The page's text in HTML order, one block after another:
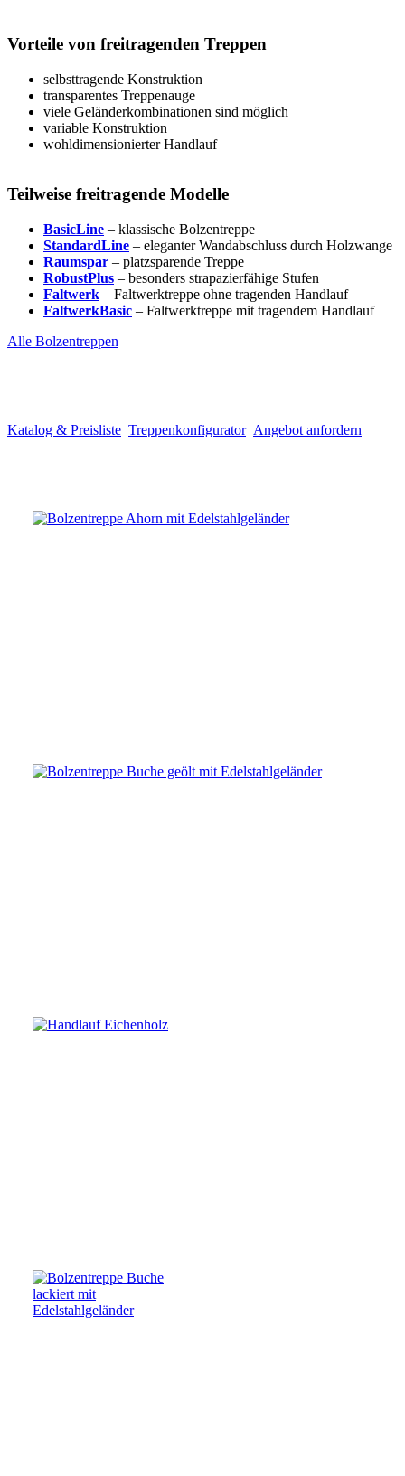
Vorteile von freitragenden Treppen
selbsttragende Konstruktion
transparentes Treppenauge
viele Geländerkombinationen sind möglich
variable Konstruktion
wohldimensionierter Handlauf
Teilweise freitragende Modelle
BasicLine – klassische Bolzentreppe
StandardLine – eleganter Wandabschluss durch Holzwange
Raumspar – platzsparende Treppe
RobustPlus – besonders strapazierfähige Stufen
Faltwerk – Faltwerktreppe ohne tragenden Handlauf
FaltwerkBasic – Faltwerktreppe mit tragendem Handlauf
Alle Bolzentreppen
Katalog & Preisliste Treppenkonfigurator Angebot anfordern